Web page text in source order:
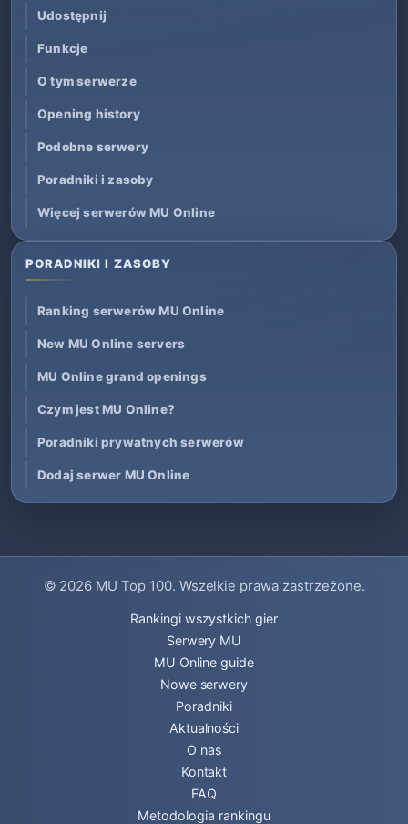
Udostępnij
Funkcje
O tym serwerze
Opening history
Podobne serwery
Poradniki i zasoby
Więcej serwerów MU Online
PORADNIKI I ZASOBY
Ranking serwerów MU Online
New MU Online servers
MU Online grand openings
Czym jest MU Online?
Poradniki prywatnych serwerów
Dodaj serwer MU Online
© 2026 MU Top 100. Wszelkie prawa zastrzeżone.
Rankingi wszystkich gier
Serwery MU
MU Online guide
Nowe serwery
Poradniki
Aktualności
O nas
Kontakt
FAQ
Metodologia rankingu